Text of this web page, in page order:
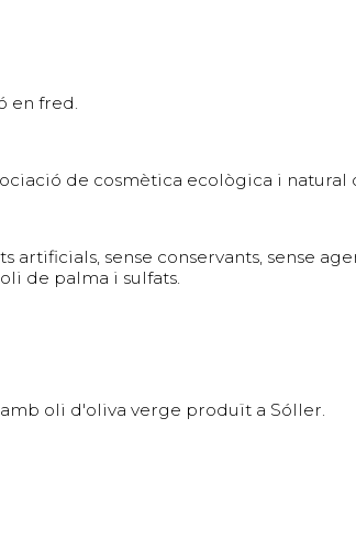
en fred.
de cosmètica ecològica i natural
artificials, sense conservants, sense
de palma i sulfats.
oli d'oliva verge produït a Sóller.